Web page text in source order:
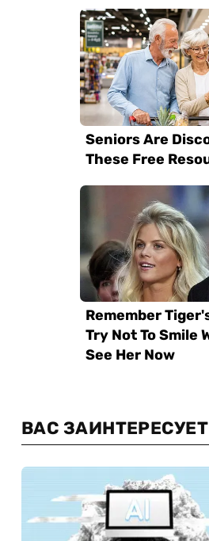
ВАС ЗАИНТЕРЕСУЕТ